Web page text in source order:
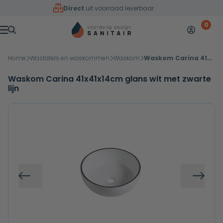
Overslaan naar inhoud
Direct uit voorraad leverbaar
Menu
Mijn 0
Home Wastafels en waskommen Waskom Waskom Carina 41x41x14cm glans wit met zwarte lijn
Waskom Carina 41x41x14cm glans wit met zwarte
lijn
Vorige